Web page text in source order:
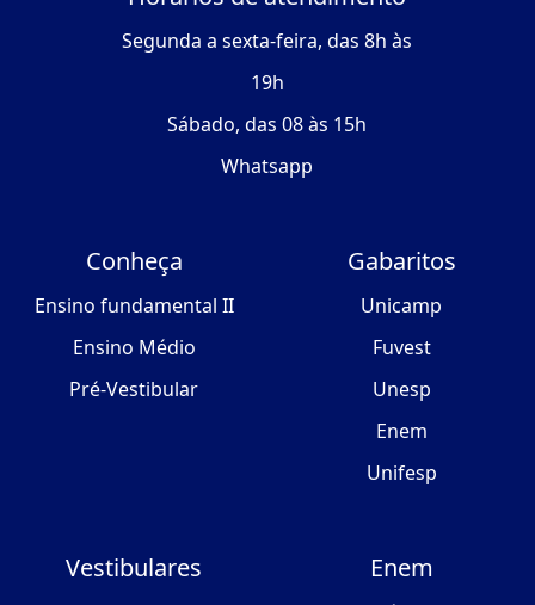
Segunda a sexta-feira, das 8h às
19h
Sábado, das 08 às 15h
Whatsapp
Conheça
Ensino fundamental II
Ensino Médio
Pré-Vestibular
Gabaritos
Unicamp
Fuvest
Unesp
Enem
Unifesp
Vestibulares Enem